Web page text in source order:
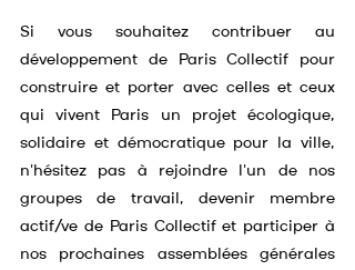
Si vous souhaitez contribuer au
développement de Paris Collectif pour
construire et porter avec celles et ceux
qui vivent Paris un projet écologique,
solidaire et démocratique pour la ville,
n'hésitez pas à rejoindre l'un de nos
groupes de travail, devenir membre
actif/ve de Paris Collectif et participer à
nos prochaines assemblées générales